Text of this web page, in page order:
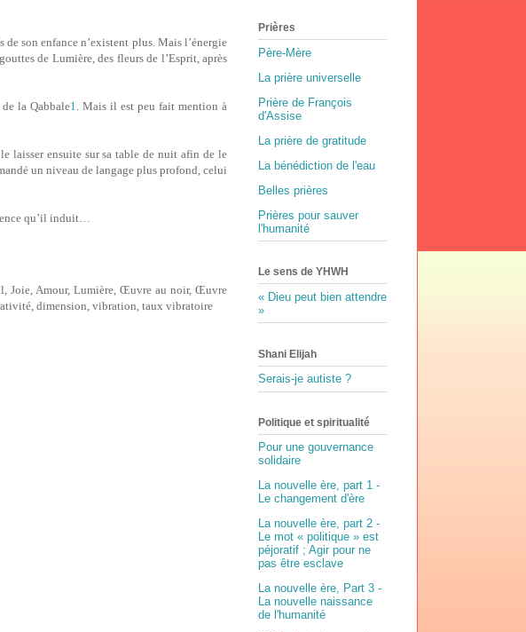
son enfance n’existent plus. Mais l’énergie
de Lumière, des fleurs de l’Esprit, après
la Qabbale1
. Mais il est peu fait mention à
laisser ensuite sur sa table de nuit afin de le
un niveau de langage plus profond, celui
qu’il induit…
Joie, Amour, Lumière, Œuvre au noir, Œuvre
dimension, vibration, taux vibratoire
Prières
Père-Mère
La prière universelle
Prière de François
d'Assise
La prière de gratitude
La bénédiction de l'eau
Belles prières
Prières pour sauver
l'humanité
Le sens de YHWH
« Dieu peut bien attendre
»
Shani Elijah
Serais-je autiste ?
Politique et spiritualité
Pour une gouvernance
solidaire
La nouvelle ère, part 1 -
Le changement d'ère
La nouvelle ère, part 2 -
Le mot « politique » est
péjoratif ; Agir pour ne
pas être esclave
La nouvelle ère, Part 3 -
La nouvelle naissance
de l'humanité